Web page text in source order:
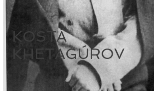
KOSTÁ
KHETAGÚROV